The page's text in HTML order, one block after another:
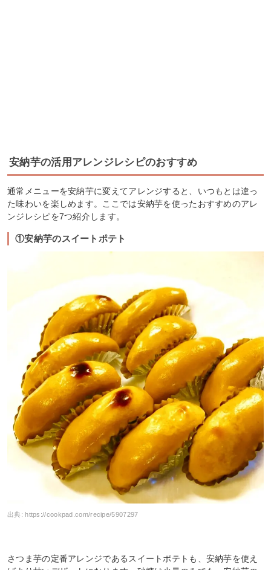
安納芋の活用アレンジレシピのおすすめ
通常メニューを安納芋に変えてアレンジすると、いつもとは違っ
た味わいを楽しめます。ここでは安納芋を使ったおすすめのアレ
ンジレシピを7つ紹介します。
①安納芋のスイートポテト
出典:https://cookpad.com/recipe/5907297
さつま芋の定番アレンジであるスイートポテトも、安納芋を使え